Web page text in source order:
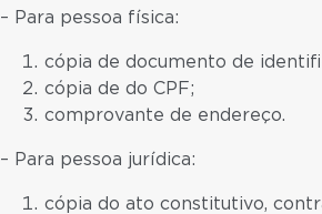
– Para pessoa física:
cópia de documento de
cópia de do CPF;
comprovante de endereço.
– Para pessoa jurídica:
cópia do ato constitutivo,